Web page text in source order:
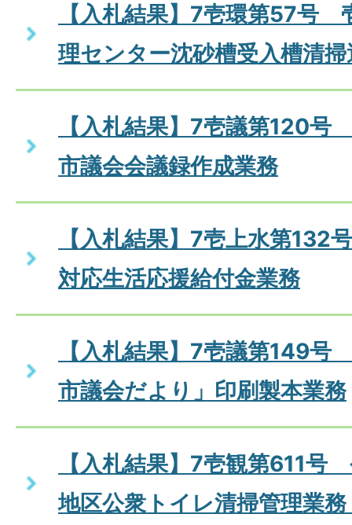
【入札結果】7壱環第57号
理センター沈砂槽受入槽清
【入札結果】7壱議第120
市議会会議録作成業務
【入札結果】7壱上水第
対応生活応援給付金業務
【入札結果】7壱議第149
市議会だより」印刷製本業務
【入札結果】7壱観第611
地区公衆トイレ清掃管理業